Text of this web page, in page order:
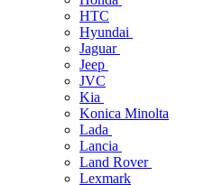
HTC
Hyundai
Jaguar
Jeep
JVC
Kia
Konica Minolta
Lada
Lancia
Land Rover
Lexmark